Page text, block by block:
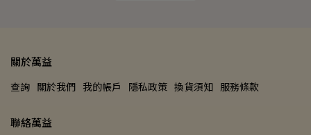
關於萬益
查詢 關於我們 我的帳戶 隱私政策 換貨須知 服務條款
聯絡萬益